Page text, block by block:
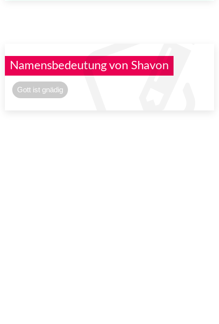
Namensbedeutung von Shavon
Gott ist gnädig